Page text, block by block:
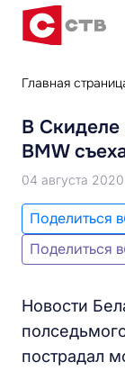
Главная
В Скиделе
BMW
04 августа
Поделиться в
Поделиться в
Новости
пострадал